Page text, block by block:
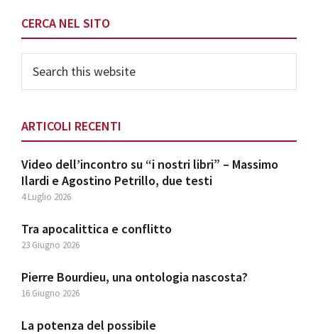
Primary
Sidebar
CERCA NEL SITO
this
website
ARTICOLI RECENTI
Video dell’incontro su “i nostri libri” – Massimo
Ilardi e Agostino Petrillo, due testi
4 Luglio 2026
Tra apocalittica e conflitto
23 Giugno 2026
Pierre Bourdieu, una ontologia nascosta?
16 Giugno 2026
La potenza del possibile